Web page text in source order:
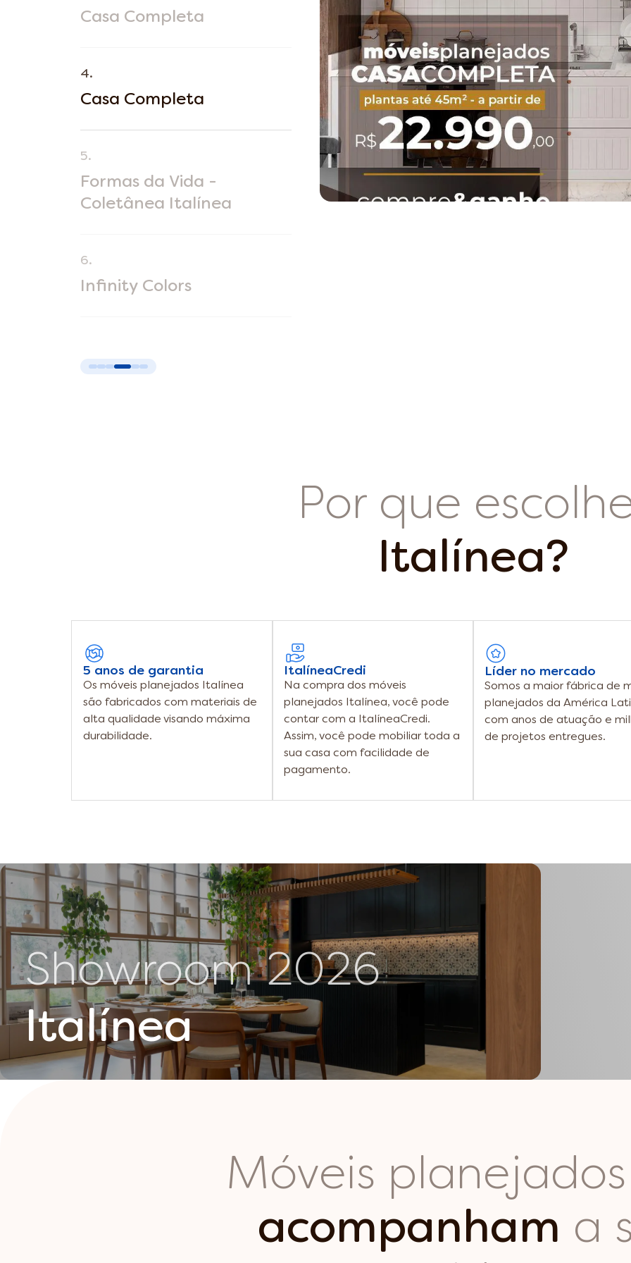
Casa Completa
4.
Casa Completa
5.
Formas da Vida -
Coletânea Italínea
6.
Infinity Colors
Por que
Italínea?
5 anos de garantia
Os móveis planejados Italínea
são fabricados com materiais de
alta qualidade visando máxima
durabilidade.
ItalíneaCredi
Na compra dos móveis
planejados Italínea, você pode
contar com a ItalíneaCredi.
Assim, você pode mobiliar toda a
sua casa com facilidade de
pagamento.
Líder no mercado
Somos a maior fábrica de
planejados da América
com anos de atuação e
de projetos entregues.
Showroom 2026
Italínea
Móveis
acompanham a